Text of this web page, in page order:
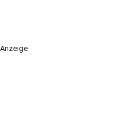
Anzeige